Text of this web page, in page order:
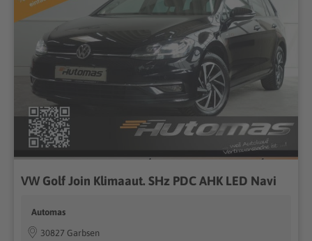
VW Golf Join Klimaaut. SHz PDC AHK LED Navi
Automas
30827 Garbsen